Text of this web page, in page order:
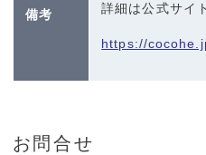
備考
詳細は公式サイ
https://
お問合せ